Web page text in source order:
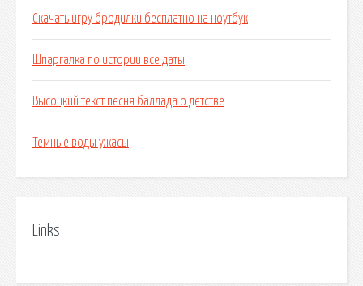
Скачать игру бродилки бесплатно на ноутбук
Шпаргалка по истории все даты
Высоцкий текст песня баллада о детстве
Темные воды ужасы
Links